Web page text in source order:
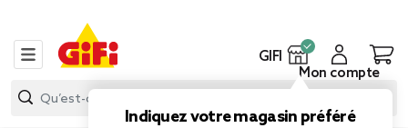
GIFI
Indiquez votre magasin préféré
Mon compte